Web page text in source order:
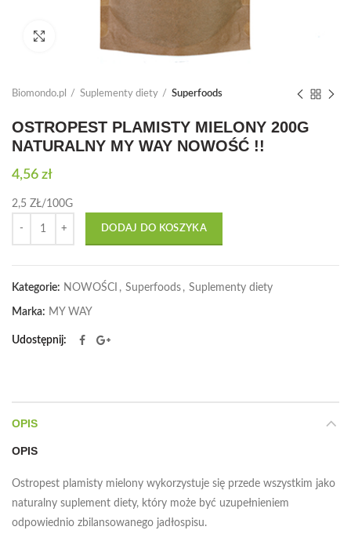
Click to enlarge
Biomondo.pl Suplementy diety Superfoods
OSTROPEST PLAMISTY MIELONY 200G
NATURALNY MY WAY NOWOŚĆ !!
4,56 zł
2,5 ZŁ/100G
DODAJ DO KOSZYKA
Kategorie: NOWOŚCI , Superfoods , Suplementy diety
Marka: MY WAY
Udostępnij
OPIS
OPIS
Ostropest plamisty mielony wykorzystuje się przede wszystkim jako
naturalny suplement diety, który może być uzupełnieniem
odpowiednio zbilansowanego jadłospisu.